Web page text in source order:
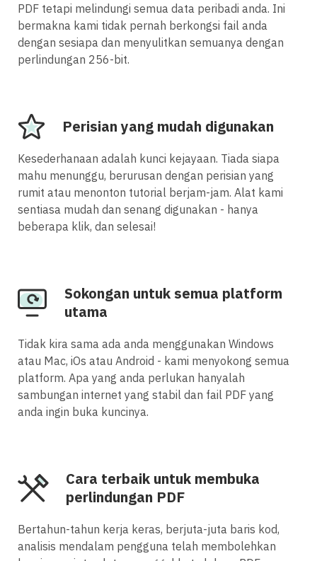
PDF tetapi melindungi semua data peribadi anda. Ini
bermakna kami tidak pernah berkongsi fail anda
dengan sesiapa dan menyulitkan semuanya dengan
perlindungan 256-bit.
Perisian yang mudah digunakan
Kesederhanaan adalah kunci kejayaan. Tiada siapa
mahu menunggu, berurusan dengan perisian yang
rumit atau menonton tutorial berjam-jam. Alat kami
sentiasa mudah dan senang digunakan - hanya
beberapa klik, dan selesai!
Sokongan untuk semua platform
utama
Tidak kira sama ada anda menggunakan Windows
atau Mac, iOs atau Android - kami menyokong semua
platform. Apa yang anda perlukan hanyalah
sambungan internet yang stabil dan fail PDF yang
anda ingin buka kuncinya.
Cara terbaik untuk membuka
perlindungan PDF
Bertahun-tahun kerja keras, berjuta-juta baris kod,
analisis mendalam pengguna telah membolehkan